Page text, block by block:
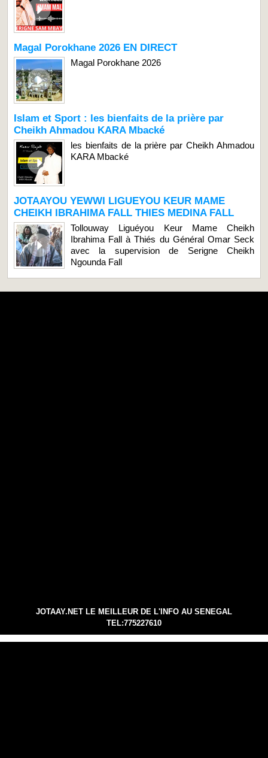
Magal Porokhane 2026 EN DIRECT
Magal Porokhane 2026
Islam et Sport : les bienfaits de la prière par
Cheikh Ahmadou KARA Mbacké
les bienfaits de la prière par Cheikh Ahmadou
KARA Mbacké
JOTAAYOU YEWWI LIGUEYOU KEUR MAME
CHEIKH IBRAHIMA FALL THIES MEDINA FALL
Tollouway Liguéyou Keur Mame Cheikh
Ibrahima Fall à Thiés du Général Omar Seck
avec la supervision de Serigne Cheikh
Ngounda Fall
JOTAAY.NET LE MEILLEUR DE L'INFO AU SENEGAL
TEL:775227610